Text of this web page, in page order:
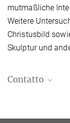
mutmaßliche
Weitere
Christusbild
Skulptur und
Contatto